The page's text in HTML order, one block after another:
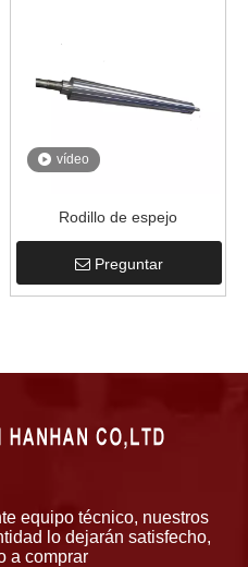
vídeo
Rodillo de espejo
Preguntar
equipo técnico, nuestros
lo dejarán satisfecho,
a comprar